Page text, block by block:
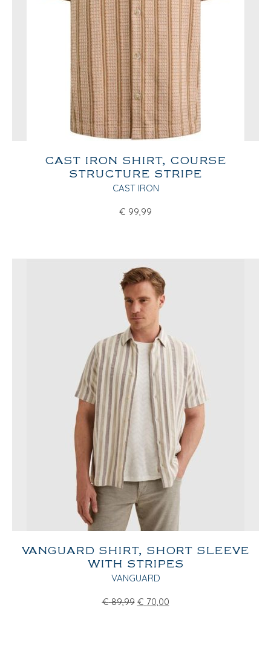
CAST IRON SHIRT, COURSE
STRUCTURE STRIPE
CAST IRON
€ 99,99
VANGUARD SHIRT, SHORT SLEEVE
WITH STRIPES
VANGUARD
€ 89,99 € 70,00